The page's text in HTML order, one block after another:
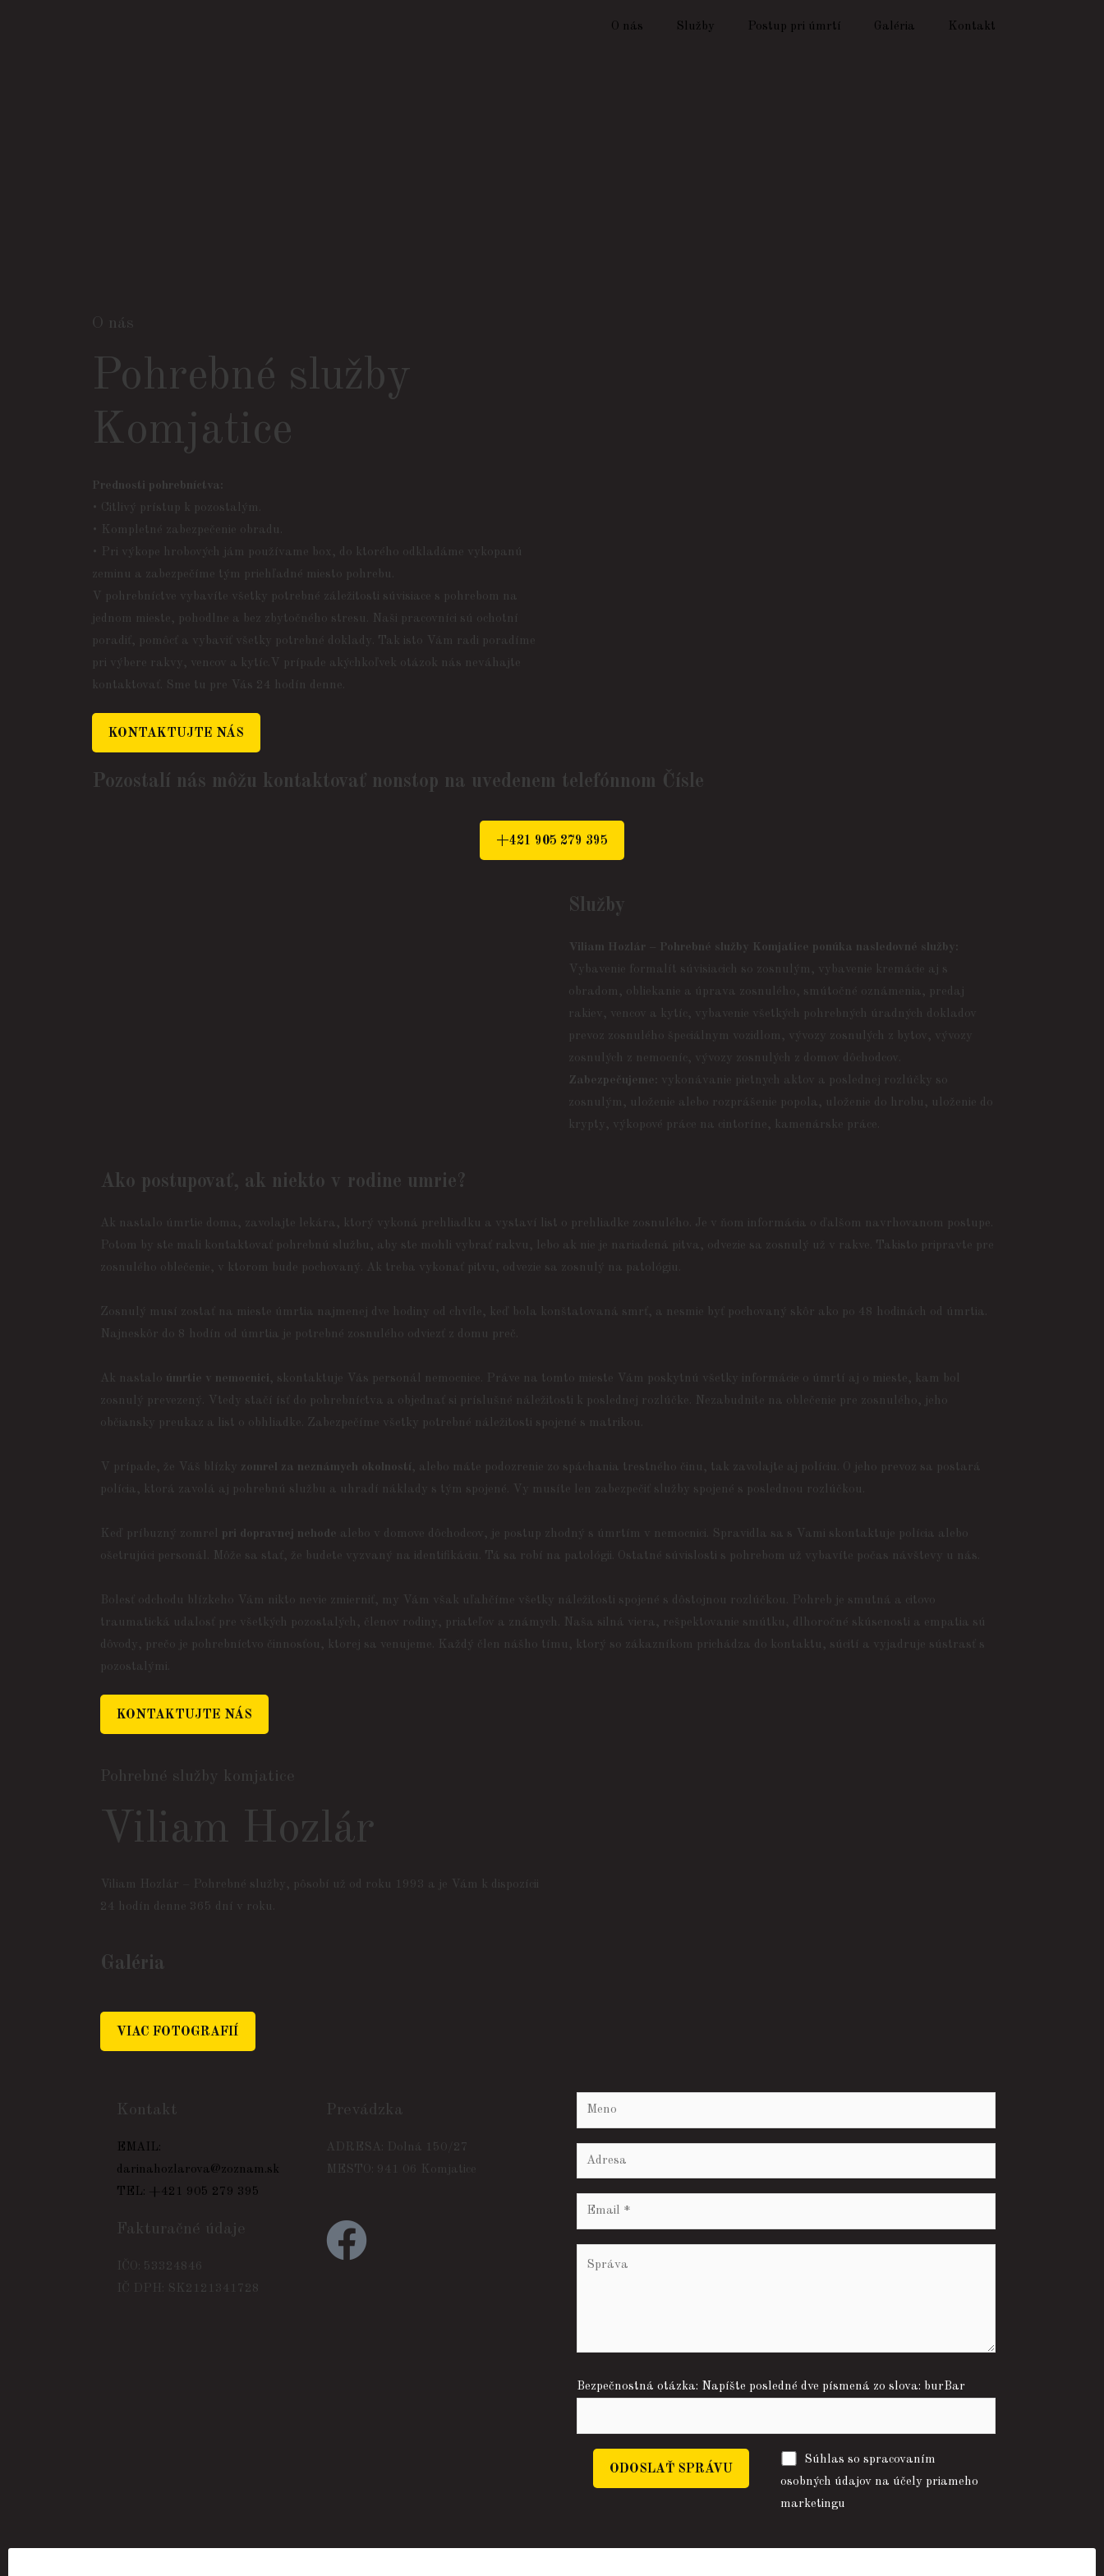
O nás Služby Postup pri úmrtí Galéria Kontakt
O nás
Pohrebné služby
Komjatice
Prednosti pohrebníctva:
• Citlivý prístup k pozostalým.
• Kompletné zabezpečenie obradu.
• Pri výkope hrobových jám používame box, do ktorého odkladáme vykopanú
zeminu a zabezpečíme tým priehľadné miesto pohrebu.
V pohrebníctve vybavíte všetky potrebné záležitosti súvisiace s pohrebom na
jednom mieste, pohodlne a bez zbytočného stresu. Naši pracovníci sú ochotní
poradiť, pomôcť a vybaviť všetky potrebné doklady. Tak isto Vám radi poradíme
pri výbere rakvy, vencov a kytíc.V prípade akýchkoľvek otázok nás neváhajte
kontaktovať. Sme tu pre Vás 24 hodín denne.
KONTAKTUJTE NÁS
Pozostalí nás môžu kontaktovať nonstop na uvedenem telefónnom Čísle
+421 905 279 395
Služby
Viliam Hozlár – Pohrebné služby Komjatice ponúka nasledovné služby:
Vybavenie formalít súvisiacich so zosnulým, vybavenie kremácie aj s
obradom, obliekanie a úprava zosnulého, smútočné oznámenia, predaj
rakiev, vencov a kytíc, vybavenie všetkých pohrebných úradných dokladov
prevoz zosnulého špeciálnym vozidlom, vývozy zosnulých z bytov, vývozy
zosnulých z nemocníc, vývozy zosnulých z domov dôchodcov.
Zabezpečujeme: vykonávanie pietnych aktov a poslednej rozlúčky so
zosnulým, uloženie alebo rozprášenie popola, uloženie do hrobu, uloženie do
krypty, výkopové práce na cintoríne, kamenárske práce.
Ako postupovať, ak niekto v rodine umrie?
Ak nastalo úmrtie doma, zavolajte lekára, ktorý vykoná prehliadku a vystaví list o prehliadke zosnulého. Je v ňom informácia o ďalšom navrhovanom postupe.
Potom by ste mali kontaktovať pohrebnú službu, aby ste mohli vybrať rakvu, lebo ak nie je nariadená pitva, odvezie sa zosnulý už v rakve. Takisto pripravte pre
zosnulého oblečenie, v ktorom bude pochovaný. Ak treba vykonať pitvu, odvezie sa zosnulý na patológiu.
Zosnulý musí zostať na mieste úmrtia najmenej dve hodiny od chvíle, keď bola konštatovaná smrť, a nesmie byť pochovaný skôr ako po 48 hodinách od úmrtia.
Najneskôr do 8 hodín od úmrtia je potrebné zosnulého odviezť z domu preč.
Ak nastalo úmrtie v nemocnici , skontaktuje Vás personál nemocnice. Práve na tomto mieste Vám poskytnú všetky informácie o úmrtí aj o mieste, kam bol
zosnulý prevezený. Vtedy stačí ísť do pohrebníctva a objednať si príslušné náležitosti k poslednej rozlúčke. Nezabudnite na oblečenie pre zosnulého, jeho
občiansky preukaz a list o obhliadke. Zabezpečíme všetky potrebné náležitosti spojené s matrikou.
V prípade, že Váš blízky zomrel za neznámych okolností , alebo máte podozrenie zo spáchania trestného činu, tak zavolajte aj políciu. O jeho prevoz sa postará
polícia, ktorá zavolá aj pohrebnú službu a uhradí náklady s tým spojené. Vy musíte len zabezpečiť služby spojené s poslednou rozlúčkou.
Keď príbuzný zomrel pri dopravnej nehode alebo v domove dôchodcov, je postup zhodný s úmrtím v nemocnici. Spravidla sa s Vami skontaktuje polícia alebo
ošetrujúci personál. Môže sa stať, že budete vyzvaný na identifikáciu. Tá sa robí na patológii. Ostatné súvislosti s pohrebom už vybavíte počas návštevy u nás.
Bolesť odchodu blízkeho Vám nikto nevie zmierniť, my Vám však uľahčíme všetky náležitosti spojené s dôstojnou rozlúčkou. Pohreb je smutná a citovo
traumatická udalosť pre všetkých pozostalých, členov rodiny, priateľov a známych. Naša silná viera, rešpektovanie smútku, dlhoročné skúsenosti a empatia sú
dôvody, prečo je pohrebníctvo činnosťou, ktorej sa venujeme. Každý člen nášho tímu, ktorý so zákazníkom prichádza do kontaktu, súcití a vyjadruje sústrasť s
pozostalými.
KONTAKTUJTE NÁS
Pohrebné služby komjatice
Viliam Hozlár
Viliam Hozlár – Pohrebné služby, pôsobí už od roku 1993 a je Vám k dispozícii
24 hodín denne 365 dní v roku.
Galéria
VIAC FOTOGRAFIÍ
Kontakt
EMAIL:
darinahozlarova@zoznam.sk
TEL: +421 905 279 395
Prevádzka
ADRESA: Dolná 150/27
MESTO: 941 06 Komjatice
Fakturačné údaje
IČO: 53324846
IČ DPH: SK2121341728
Bezpečnostná otázka: Napíšte posledné dve písmená zo slova: burBar
Súhlas so spracovaním
osobných údajov na účely priameho
marketingu